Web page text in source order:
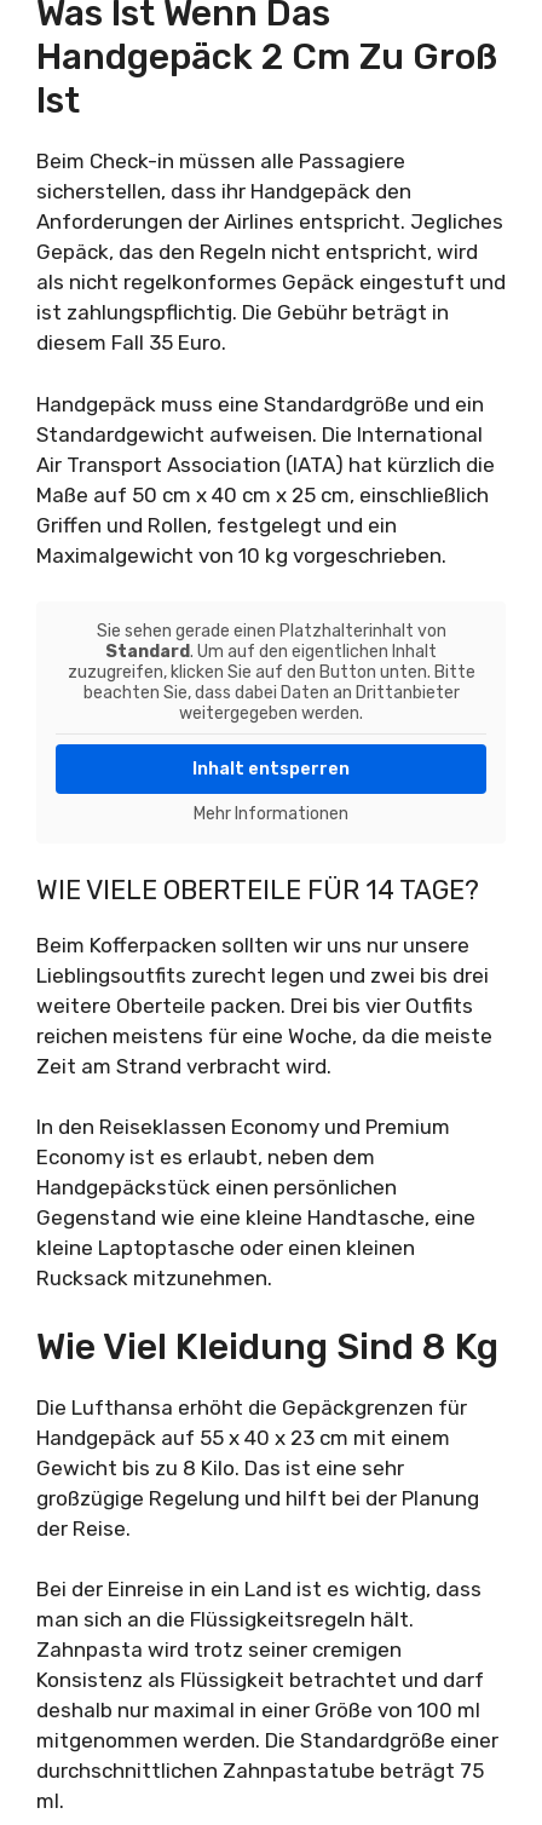
Was Ist Wenn Das
Handgepäck 2 Cm Zu Groß
Ist
Beim Check-in müssen alle Passagiere
sicherstellen, dass ihr Handgepäck den
Anforderungen der Airlines entspricht. Jegliches
Gepäck, das den Regeln nicht entspricht, wird
als nicht regelkonformes Gepäck eingestuft und
ist zahlungspflichtig. Die Gebühr beträgt in
diesem Fall 35 Euro.
Handgepäck muss eine Standardgröße und ein
Standardgewicht aufweisen. Die International
Air Transport Association (IATA) hat kürzlich die
Maße auf 50 cm x 40 cm x 25 cm, einschließlich
Griffen und Rollen, festgelegt und ein
Maximalgewicht von 10 kg vorgeschrieben.
Sie sehen gerade einen Platzhalterinhalt von
Standard. Um auf den eigentlichen Inhalt
zuzugreifen, klicken Sie auf den Button unten. Bitte
beachten Sie, dass dabei Daten an Drittanbieter
weitergegeben werden.
Inhalt entsperren
Mehr Informationen
WIE VIELE OBERTEILE FÜR 14 TAGE?
Beim Kofferpacken sollten wir uns nur unsere
Lieblingsoutfits zurecht legen und zwei bis drei
weitere Oberteile packen. Drei bis vier Outfits
reichen meistens für eine Woche, da die meiste
Zeit am Strand verbracht wird.
In den Reiseklassen Economy und Premium
Economy ist es erlaubt, neben dem
Handgepäckstück einen persönlichen
Gegenstand wie eine kleine Handtasche, eine
kleine Laptoptasche oder einen kleinen
Rucksack mitzunehmen.
Wie Viel Kleidung Sind 8 Kg
Die Lufthansa erhöht die Gepäckgrenzen für
Handgepäck auf 55 x 40 x 23 cm mit einem
Gewicht bis zu 8 Kilo. Das ist eine sehr
großzügige Regelung und hilft bei der Planung
der Reise.
Bei der Einreise in ein Land ist es wichtig, dass
man sich an die Flüssigkeitsregeln hält.
Zahnpasta wird trotz seiner cremigen
Konsistenz als Flüssigkeit betrachtet und darf
deshalb nur maximal in einer Größe von 100 ml
mitgenommen werden. Die Standardgröße einer
durchschnittlichen Zahnpastatube beträgt 75
ml.